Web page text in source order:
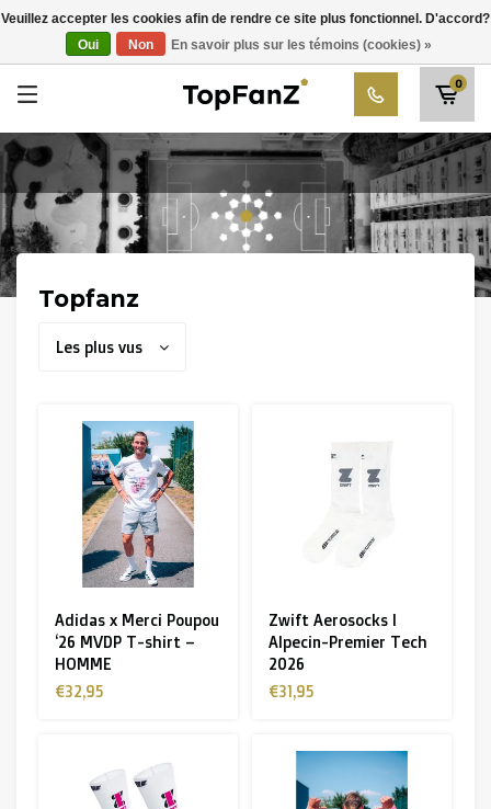
Choisissez votre club
SK Beveren
Union Saint-Gilloise
Topfanz Outlet
Marktrock
Allemoal Truineer
Thierry Neuville
Sportoase
R. EV - Remco Evenepoel
Workout Buddies
Enchères
Enchères
0
Topfanz
Les plus vus
Adidas x Merci Poupou
‘26 MVDP T-shirt –
HOMME
€32,95
Zwift Aerosocks I
Alpecin-Premier Tech
2026
€31,95
Veuillez accepter les cookies afin de rendre ce site plus fonctionnel. D'accord?
Oui
Non En savoir plus sur les témoins (cookies) »